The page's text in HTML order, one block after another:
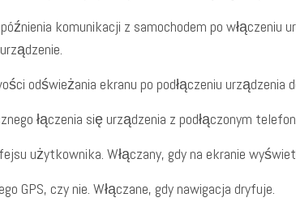
komunikacji z samochodem po włączeniu
odświeżania ekranu po podłączeniu urządzenia
łączenia się urządzenia z podłączonym
użytkownika. Włączany, gdy na ekranie
GPS, czy nie. Włączane, gdy nawigacja dryfuje.